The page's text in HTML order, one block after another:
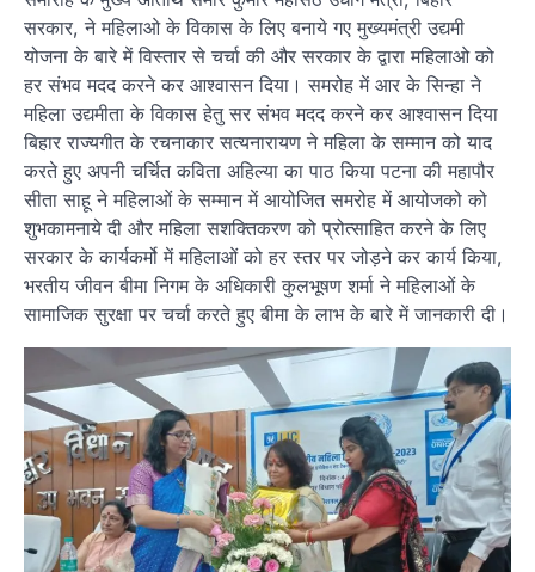
सरकार, ने महिलाओ के विकास के लिए बनाये गए मुख्यमंत्री उद्यमी
योजना के बारे में विस्तार से चर्चा की और सरकार के द्वारा महिलाओ को
हर संभव मदद करने कर आश्वासन दिया। समरोह में आर के सिन्हा ने
महिला उद्यमीता के विकास हेतु सर संभव मदद करने कर आश्वासन दिया
बिहार राज्यगीत के रचनाकार सत्यनारायण ने महिला के सम्मान को याद
करते हुए अपनी चर्चित कविता अहिल्या का पाठ किया पटना की महापौर
सीता साहू ने महिलाओं के सम्मान में आयोजित समरोह में आयोजको को
शुभकामनाये दी और महिला सशक्तिकरण को प्रोत्साहित करने के लिए
सरकार के कार्यकर्मो में महिलाओं को हर स्तर पर जोड़ने कर कार्य किया,
भरतीय जीवन बीमा निगम के अधिकारी कुलभूषण शर्मा ने महिलाओं के
सामाजिक सुरक्षा पर चर्चा करते हुए बीमा के लाभ के बारे में जानकारी दी।